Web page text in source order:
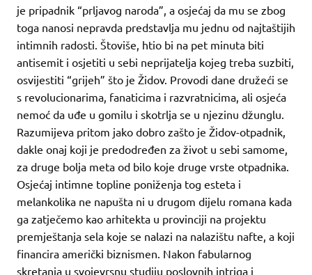
je pripadnik “prljavog naroda”, a osjećaj da mu se zbog
toga nanosi nepravda predstavlja mu jednu od najtaštijih
intimnih radosti. Štoviše, htio bi na pet minuta biti
antisemit i osjetiti u sebi neprijatelja kojeg treba suzbiti,
osvijestiti “grijeh” što je Židov. Provodi dane družeći se
s revolucionarima, fanaticima i razvratnicima, ali osjeća
nemoć da uđe u gomilu i skotrlja se u njezinu džunglu.
Razumijeva pritom jako dobro zašto je Židov-otpadnik,
dakle onaj koji je predodređen za život u sebi samome,
za druge bolja meta od bilo koje druge vrste otpadnika.
Osjećaj intimne topline poniženja tog esteta i
melankolika ne napušta ni u drugom dijelu romana kada
ga zatječemo kao arhitekta u provinciji na projektu
premještanja sela koje se nalazi na nalazištu nafte, a koji
financira američki biznismen. Nakon fabularnog
skretanja u svojevrsnu studiju poslovnih intriga i